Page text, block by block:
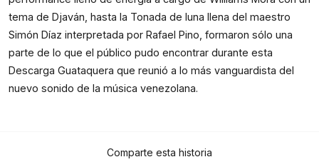
tema de Djaván, hasta la Tonada de luna llena del maestro
Simón Díaz interpretada por Rafael Pino, formaron sólo una
parte de lo que el público pudo encontrar durante esta
Descarga Guataquera que reunió a lo más vanguardista del
nuevo sonido de la música venezolana.
Comparte esta historia